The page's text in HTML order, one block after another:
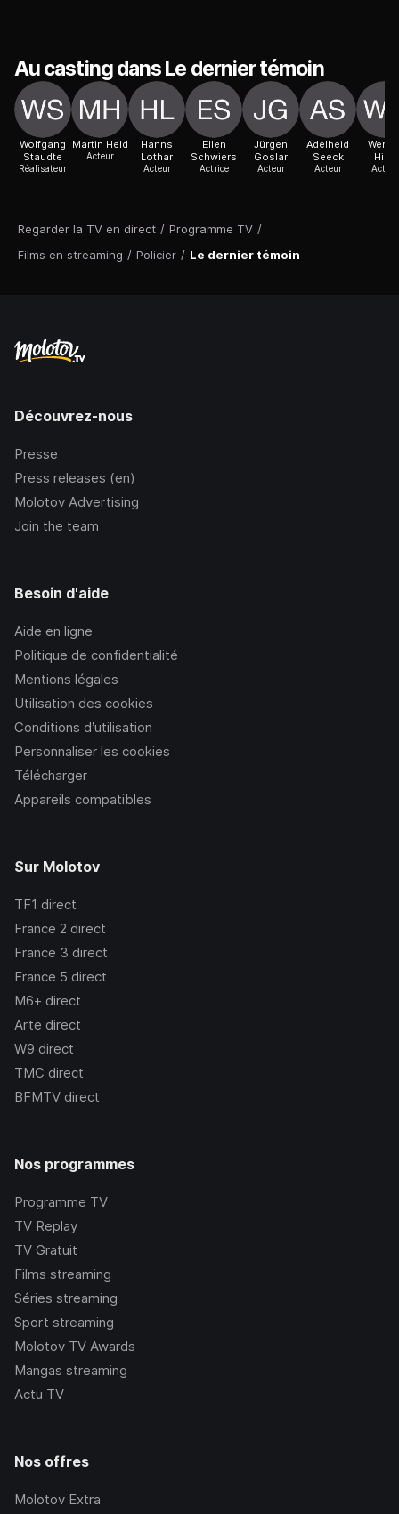
Regarder la TV en direct / Programme TV /
Films en streaming / Policier / Le dernier témoin
Au casting dans Le dernier témoin
Wolfgang
Staudte
Réalisateur
Martin Held
Acteur
Hanns
Lothar
Acteur
Ellen
Schwiers
Actrice
Jürgen
Goslar
Acteur
Adelheid
Seeck
Acteur
Hinz
Acteur
Découvrez-nous
Presse
Press releases (en)
Molotov Advertising
Join the team
Besoin d'aide
Aide en ligne
Politique de confidentialité
Mentions légales
Utilisation des cookies
Conditions d’utilisation
Personnaliser les cookies
Télécharger
Appareils compatibles
Sur Molotov
TF1 direct
France 2 direct
France 3 direct
France 5 direct
M6+ direct
Arte direct
W9 direct
TMC direct
BFMTV direct
Nos programmes
Programme TV
TV Replay
TV Gratuit
Films streaming
Séries streaming
Sport streaming
Molotov TV Awards
Mangas streaming
Actu TV
Nos offres
Molotov Extra